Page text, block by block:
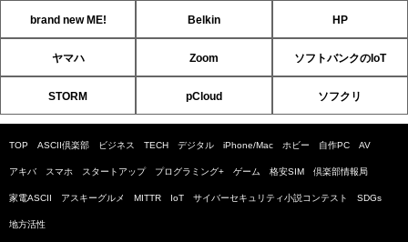
brand new ME! Belkin HP
ヤマハ Zoom ソフトバンクのIoT
STORM pCloud ソフクリ
TOP ASCII倶楽部 ビジネス TECH デジタル iPhone/Mac ホビー 自作PC AV
アキバ スマホ スタートアップ プログラミング+ ゲーム 格安SIM 倶楽部情報局
家電ASCII アスキーグルメ MITTR IoT サイバーセキュリティ小説コンテスト SDGs
地方活性